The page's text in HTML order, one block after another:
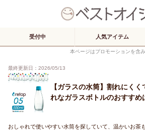
受付中 人気アイテム
本ページはプロモーションを含
最終更新日：2026/05/13
【ガラスの水筒】割れにく
れなガラスボトルのおすすめ
おしゃれで使いやすい水筒を探していて、温かいお茶